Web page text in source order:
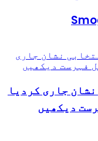
جاری کردیا
دیکھیں